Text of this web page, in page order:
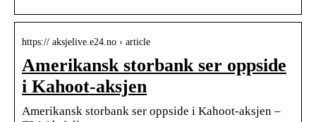
https:// aksjelive.e24.no › article
Amerikansk storbank ser oppside
i Kahoot-aksjen
Amerikansk storbank ser oppside i Kahoot-aksjen –